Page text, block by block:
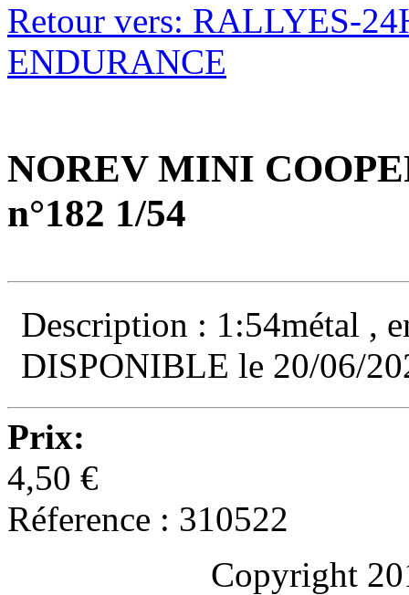
Retour vers: RALLYES-
ENDURANCE
NOREV MINI
n°182 1/54
Description : 1:54métal ,
DISPONIBLE le 20/06/
Prix:
4,50 €
Réference : 310522
Copyright